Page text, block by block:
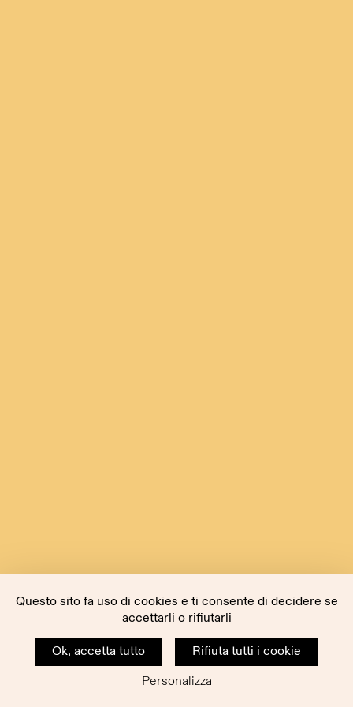
Questo sito fa uso di cookies e ti consente di decidere se
accettarli o rifiutarli
Ok, accetta tutto
Rifiuta tutti i cookie
Personalizza